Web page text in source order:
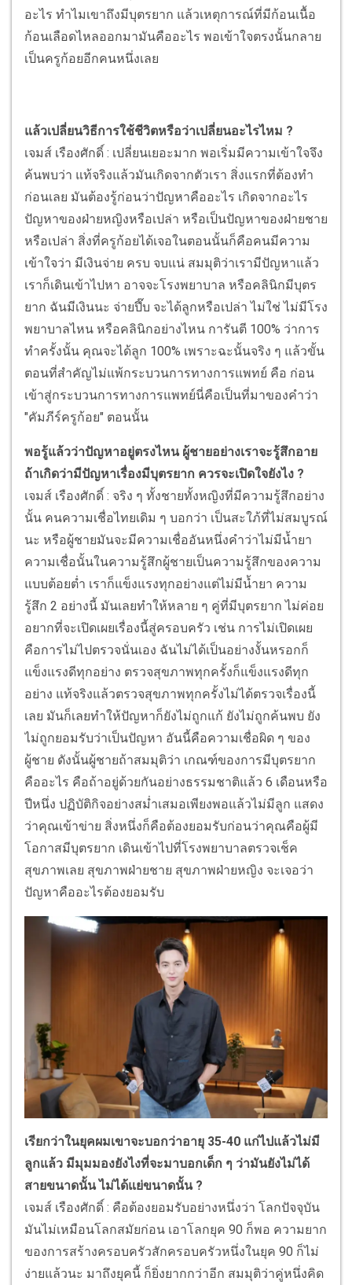
อะไร ทำไมเขาถึงมีบุตรยาก แล้วเหตุการณ์ที่มีก้อนเนื้อ
ก้อนเลือดไหลออกมามันคืออะไร พอเข้าใจตรงนั้นกลาย
เป็นครูก้อยอีกคนหนึ่งเลย
แล้วเปลี่ยนวิธีการใช้ชีวิตหรือว่าเปลี่ยนอะไรไหม ?
เจมส์ เรืองศักดิ์ : เปลี่ยนเยอะมาก พอเริ่มมีความเข้าใจจึง
ค้นพบว่า แท้จริงแล้วมันเกิดจากตัวเรา สิ่งแรกที่ต้องทำ
ก่อนเลย มันต้องรู้ก่อนว่าปัญหาคืออะไร เกิดจากอะไร
ปัญหาของฝ่ายหญิงหรือเปล่า หรือเป็นปัญหาของฝ่ายชาย
หรือเปล่า สิ่งที่ครูก้อยได้เจอในตอนนั้นก็คือคนมีความ
เข้าใจว่า มีเงินจ่าย ครบ จบแน่ สมมุติว่าเรามีปัญหาแล้ว
เราก็เดินเข้าไปหา อาจจะโรงพยาบาล หรือคลินิกมีบุตร
ยาก ฉันมีเงินนะ จ่ายปึ๊บ จะได้ลูกหรือเปล่า ไม่ใช่ ไม่มีโรง
พยาบาลไหน หรือคลินิกอย่างไหน การันตี 100% ว่าการ
ทำครั้งนั้น คุณจะได้ลูก 100% เพราะฉะนั้นจริง ๆ แล้วขั้น
ตอนที่สำคัญไม่แพ้กระบวนการทางการแพทย์ คือ ก่อน
เข้าสู่กระบวนการทางการแพทย์นี่คือเป็นที่มาของคำว่า
"คัมภีร์ครูก้อย" ตอนนั้น
พอรู้แล้วว่าปัญหาอยู่ตรงไหน ผู้ชายอย่างเราจะรู้สึกอาย
ถ้าเกิดว่ามีปัญหาเรื่องมีบุตรยาก ควรจะเปิดใจยังไง ?
เจมส์ เรืองศักดิ์ : จริง ๆ ทั้งชายทั้งหญิงที่มีความรู้สึกอย่าง
นั้น คนความเชื่อไทยเดิม ๆ บอกว่า เป็นสะใภ้ที่ไม่สมบูรณ์
นะ หรือผู้ชายมันจะมีความเชื่ออันหนึ่งคำว่าไม่มีน้ำยา
ความเชื่อนั้นในความรู้สึกผู้ชายเป็นความรู้สึกของความ
แบบต้อยต่ำ เราก็แข็งแรงทุกอย่างแต่ไม่มีน้ำยา ความ
รู้สึก 2 อย่างนี้ มันเลยทำให้หลาย ๆ คู่ที่มีบุตรยาก ไม่ค่อย
อยากที่จะเปิดเผยเรื่องนี้สู่ครอบครัว เช่น การไม่เปิดเผย
คือการไม่ไปตรวจนั่นเอง ฉันไม่ได้เป็นอย่างงั้นหรอกก็
แข็งแรงดีทุกอย่าง ตรวจสุขภาพทุกครั้งก็แข็งแรงดีทุก
อย่าง แท้จริงแล้วตรวจสุขภาพทุกครั้งไม่ได้ตรวจเรื่องนี้
เลย มันก็เลยทำให้ปัญหาก็ยังไม่ถูกแก้ ยังไม่ถูกค้นพบ ยัง
ไม่ถูกยอมรับว่าเป็นปัญหา อันนี้คือความเชื่อผิด ๆ ของ
ผู้ชาย ดังนั้นผู้ชายถ้าสมมุติว่า เกณฑ์ของการมีบุตรยาก
คืออะไร คือถ้าอยู่ด้วยกันอย่างธรรมชาติแล้ว 6 เดือนหรือ
ปีหนึ่ง ปฏิบัติกิจอย่างสม่ำเสมอเพียงพอแล้วไม่มีลูก แสดง
ว่าคุณเข้าข่าย สิ่งหนึ่งก็คือต้องยอมรับก่อนว่าคุณคือผู้มี
โอกาสมีบุตรยาก เดินเข้าไปที่โรงพยาบาลตรวจเช็ค
สุขภาพเลย สุขภาพฝ่ายชาย สุขภาพฝ่ายหญิง จะเจอว่า
ปัญหาคืออะไรต้องยอมรับ
เรียกว่าในยุคผมเขาจะบอกว่าอายุ 35-40 แก่ไปแล้วไม่มี
ลูกแล้ว มีมุมมองยังไงที่จะมาบอกเด็ก ๆ ว่ามันยังไม่ได้
สายขนาดนั้น ไม่ได้แย่ขนาดนั้น ?
เจมส์ เรืองศักดิ์ : คือต้องยอมรับอย่างหนึ่งว่า โลกปัจจุบัน
มันไม่เหมือนโลกสมัยก่อน เอาโลกยุค 90 ก็พอ ความยาก
ของการสร้างครอบครัวสักครอบครัวหนึ่งในยุค 90 ก็ไม่
ง่ายแล้วนะ มาถึงยุคนี้ ก็ยิ่งยากกว่าอีก สมมุติว่าคู่หนึ่งคิด